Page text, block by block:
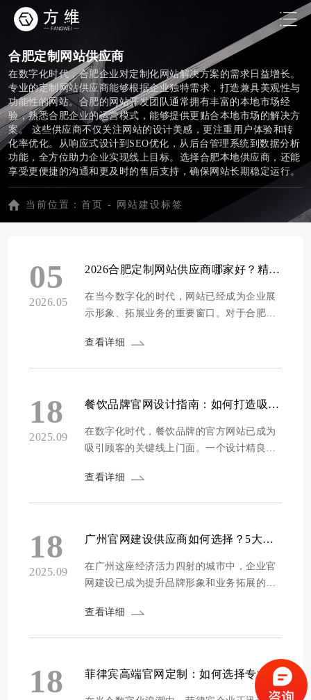
合肥定制网站供应商
在数字化时代，合肥企业对定制化网站解决方案的需求日益增长。
专业的定制网站供应商能够根据企业独特需求，打造兼具美观性与
功能性的网站。合肥的网站开发团队通常拥有丰富的本地市场经
验，熟悉合肥企业的运营模式，能够提供更贴合本地市场的解决方
案。 这些供应商不仅关注网站的设计美感，更注重用户体验和转
化率优化。从响应式设计到SEO优化，从后台管理系统到数据分析
功能，全方位助力企业实现线上目标。选择合肥本地供应商，还能
享受更便捷的沟通和更及时的售后支持，确保网站长期稳定运行。
随着技术的不断进步，合肥定制网站供应商也在持续创新，引入最
新的Web技术和设计理念，帮助企业打造具有竞争力的线上形象，
在激烈的市场竞争中脱颖而出。
当前位置： 首页 - 网站建设标签
05
2026.05
2026合肥定制网站供应商哪家好？精选十家专业靠谱建站服务商推荐
在当今数字化的时代，网站已经成为企业展
示形象、拓展业务的重要窗口。对于合肥的
应商至关重要。为了帮助合肥企业找到合适
力、程序开发、安全防护、售后维护、源码
交付、价格等多个维度对方维网络等十家服
务...
查看详细
18
2025.09
餐饮品牌官网设计指南：如何打造吸引顾客的线上门面
在数字化时代，餐饮品牌的官方网站已成为
吸引顾客的关键线上门面。一个设计精良的
观的界面提升顾客体验，直接促进转化率。
顾客互动的桥梁。本指南将系统性地解析如
何打造一个吸引人的餐饮官网，从设计原则
到内容策略...
查看详细
18
2025.09
广州官网建设供应商如何选择？5大关键因素助您找到最佳合作伙伴
在广州这座经济活力四射的城市中，企业官
网建设已成为提升品牌形象和业务拓展的关
不仅能确保项目顺利推进，还能为企业带来
伙伴，助您找到最匹配的合作伙伴，避免常
见陷阱，实现高效协作。 公司资质与信誉
查看详细
18 菲律宾高端官网定制：如何选择专业网站建设服务商